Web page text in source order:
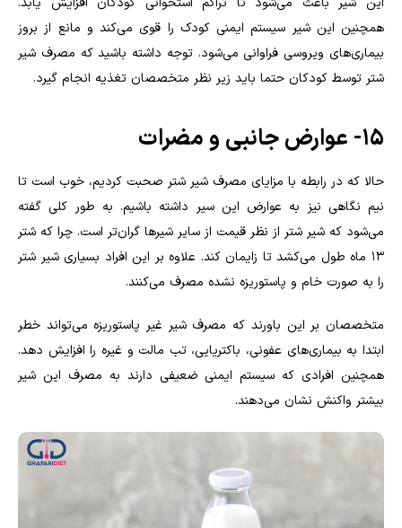
همچنین این شیر سیستم ایمنی کودک را قوی می‌کند و مانع از بروز
بیماری‌های ویروسی فراوانی می‌شود. توجه داشته باشید که مصرف شیر
شتر توسط کودکان حتما باید زیر نظر متخصصان تغذیه انجام گیرد.
۱۵- عوارض جانبی و مضرات
حالا که در رابطه با مزایای مصرف شیر شتر صحبت کردیم، خوب است تا
نیم نگاهی نیز به عوارض این سیر داشته باشیم. به طور کلی گفته
می‌شود که شیر شتر از نظر قیمت از سایر شیرها گران‌تر است. چرا که شتر
۱۳ ماه طول می‌کشد تا زایمان کند. علاوه بر این افراد بسیاری شیر شتر
را به صورت خام و پاستوریزه نشده مصرف می‌کنند.
متخصصان بر این باورند که مصرف شیر غیر پاستوریزه می‌تواند خطر
ابتدا به بیماری‌های عفونی، باکتریایی، تب مالت و غیره را افزایش دهد.
همچنین افرادی که سیستم ایمنی ضعیفی دارند به مصرف این شیر
بیشتر واکنش نشان می‌دهند.